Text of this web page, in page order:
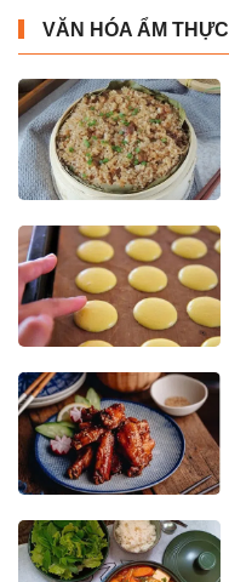
VĂN HÓA ẨM THỰC